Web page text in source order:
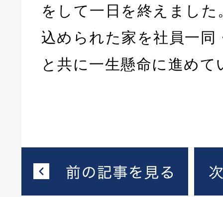
をして一日を終えまし
込められた家を社員一同
と共に一生懸命に進めて